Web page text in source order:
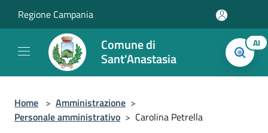
Regione Campania
Comune di
Sant'Anastasia
AI
Home > Amministrazione >
Personale amministrativo > Carolina Petrella